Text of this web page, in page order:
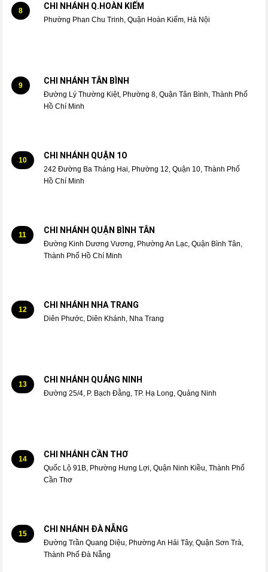
8 CHI NHÁNH Q.HOÀN KIẾM
Phường Phan Chu Trinh, Quận Hoàn Kiếm, Hà Nội
9 CHI NHÁNH TÂN BÌNH
Đường Lý Thường Kiệt, Phường 8, Quận Tân Bình, Thành Phố
Hồ Chí Minh
10 CHI NHÁNH QUẬN 1O
242 Đường Ba Tháng Hai, Phường 12, Quận 10, Thành Phố
Hồ Chí Minh
11 CHI NHÁNH QUẬN BÌNH TÂN
Đường Kinh Dương Vương, Phường An Lạc, Quận Bình Tân,
Thành Phố Hồ Chí Minh
12 CHI NHÁNH NHA TRANG
Diên Phước, Diên Khánh, Nha Trang
13 CHI NHÁNH QUẢNG NINH
Đường 25/4, P. Bạch Đằng, TP. Hạ Long, Quảng Ninh
14 CHI NHÁNH CẦN THƠ
Quốc Lộ 91B, Phường Hưng Lợi, Quận Ninh Kiều, Thành Phố
Cần Thơ
15 CHI NHÁNH ĐÀ NẴNG
Đường Trần Quang Diệu, Phường An Hải Tây, Quận Sơn Trà,
Thành Phố Đà Nẵng